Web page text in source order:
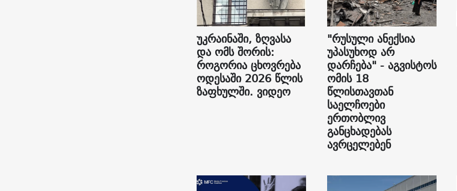
უკრაინაში, ზღვასა
და ომს შორის:
როგორია ცხოვრება
ოდესაში 2026 წლის
ზაფხულში. ვიდეო
"რუსული ანექსია
უპასუხოდ არ
დარჩება" - აგვისტოს
ომის 18
წლისთავთან
საელჩოები
ერთობლივ
განცხადებას
ავრცელებენ